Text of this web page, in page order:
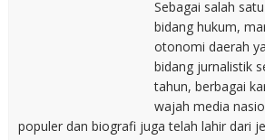
Sebagai salah
bidang hukum,
otonomi daerah
bidang jurnalistik
tahun, berbagai
wajah media
populer dan biografi juga telah lahir dari